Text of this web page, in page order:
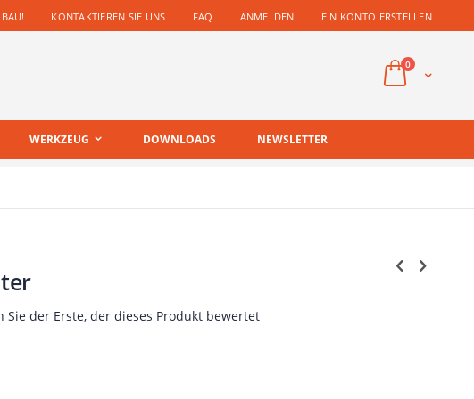
KONTAKTIEREN SIE UNS FAQ ANMELDEN EIN KONTO ERSTELLEN
Cart
0Artikel
WERKZEUG DOWNLOADS NEWSLETTER
Sie der Erste, der dieses Produkt bewertet